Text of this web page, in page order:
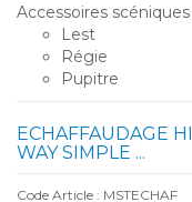
Accessoires scéniques
Lest
Régie
Pupitre
ECHAFFAUDAGE HI
WAY SIMPLE ...
Code Article : MSTECHAF